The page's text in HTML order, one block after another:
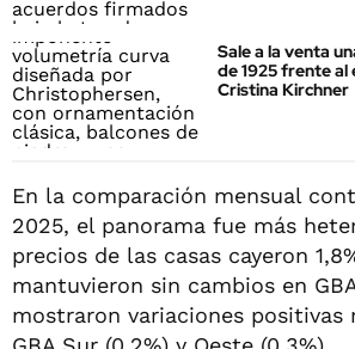
Sale a la venta
de 1925 frente
Cristina Kirchner
En la comparación mensual
2025, el panorama fue más
precios de las casas cayeron
mantuvieron sin cambios en
mostraron variaciones positivas